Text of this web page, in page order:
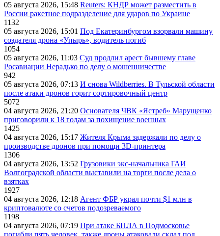
05 августа 2026, 15:48 Reuters: КНДР может разместить в
России ракетное подразделение для ударов по Украине
1132
05 августа 2026, 15:01 Под Екатеринбургом взорвали машину
создателя дрона «Упырь», водитель погиб
1054
05 августа 2026, 11:03 Суд продлил арест бывшему главе
Росавиации Нерадько по делу о мошенничестве
942
05 августа 2026, 07:13 И снова Wildberries. В Тульской области
после атаки дронов горит сортировочный центр
5072
04 августа 2026, 21:20 Основателя ЧВК «Ястреб» Марущенко
приговорили к 18 годам за похищение военных
1425
04 августа 2026, 15:17 Жителя Крыма задержали по делу о
производстве дронов при помощи 3D‑принтера
1306
04 августа 2026, 13:52 Грузовики экс-начальника ГАИ
Волгоградской области выставили на торги после дела о
взятках
1927
04 августа 2026, 12:18 Агент ФБР украл почти $1 млн в
криптовалюте со счетов подозреваемого
1198
04 августа 2026, 07:19 При атаке БПЛА в Подмосковье
погибли пять человек, также дроны атаковали склад под